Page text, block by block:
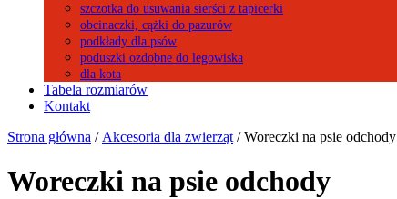
szczotka do usuwania sierści z tapicerki
obcinaczki, cążki do pazurów
podkłady dla psów
poduszki ozdobne do legowiska
dla kota
Tabela rozmiarów
Kontakt
Strona główna / Akcesoria dla zwierząt / Woreczki na psie odchody
Woreczki na psie odchody